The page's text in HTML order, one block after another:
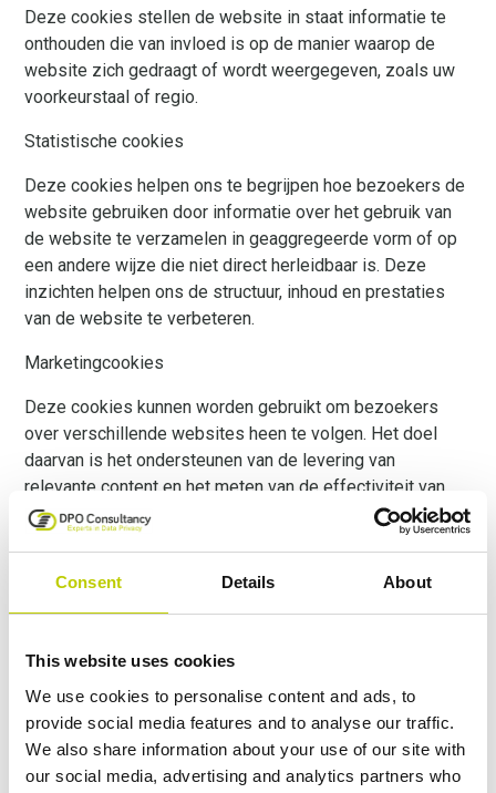
Consent Details About
This website uses cookies
We use cookies to personalise content and ads, to
provide social media features and to analyse our traffic.
We also share information about your use of our site with
our social media, advertising and analytics partners who
Deze cookies stellen de website in staat informatie te
onthouden die van invloed is op de manier waarop de
website zich gedraagt of wordt weergegeven, zoals uw
voorkeurstaal of regio.
Statistische cookies
Deze cookies helpen ons te begrijpen hoe bezoekers de
website gebruiken door informatie over het gebruik van
de website te verzamelen in geaggregeerde vorm of op
een andere wijze die niet direct herleidbaar is. Deze
inzichten helpen ons de structuur, inhoud en prestaties
van de website te verbeteren.
Marketingcookies
Deze cookies kunnen worden gebruikt om bezoekers
over verschillende websites heen te volgen. Het doel
daarvan is het ondersteunen van de levering van
relevante content en het meten van de effectiviteit van
communicatie- of promotionele activiteiten.
5. Toestemming
noodzakelijke cookies op uw apparaat worden geplaatst.
aanpassen via de beschikbare instellingen op de website
of via uw browserinstellingen.
6. Beheer van cookies